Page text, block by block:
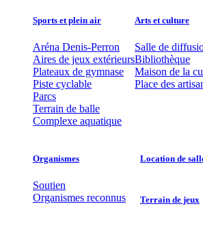
Sports et plein air
Aréna Denis-Perron
Aires de jeux extérieurs
Plateaux de gymnase
Piste cyclable
Parcs
Terrain de balle
Complexe aquatique
Arts et culture
Salle de
Bibliothèque
Maison de la
Place des
Organismes
Soutien
Organismes reconnus
Location de
Terrain de jeux